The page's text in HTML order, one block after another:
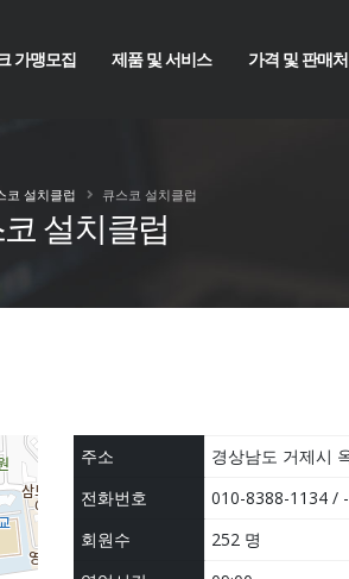
가맹모집 제품 및 서비스 가격 및 판매
설치클럽
코 설치클럽 큐스코 설치클럽
주소
경상남도 거제시
전화번호
010-8388-1134 /
회원수
252 명